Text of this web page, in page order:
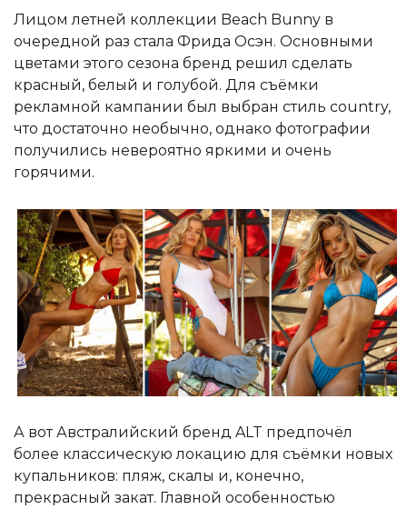
Лицом летней коллекции Beach Bunny в
очередной раз стала Фрида Осэн. Основными
цветами этого сезона бренд решил сделать
красный, белый и голубой. Для съёмки
рекламной кампании был выбран стиль country,
что достаточно необычно, однако фотографии
получились невероятно яркими и очень
горячими.
А вот Австралийский бренд ALT предпочёл
более классическую локацию для съёмки новых
купальников: пляж, скалы и, конечно,
прекрасный закат. Главной особенностью